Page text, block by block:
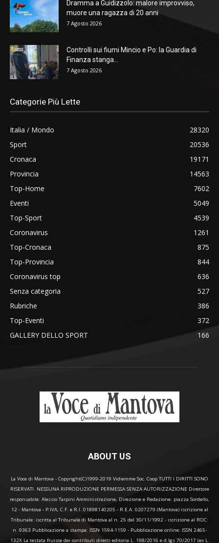
Dramma a Guidizzolo: malore improvviso,
muore una ragazza di 20 anni
7 Agosto 2026
Controlli sui fiumi Mincio e Po: la Guardia di
Finanza stanga...
7 Agosto 2026
Categorie Più Lette
Italia / Mondo
28320
Sport
20536
Cronaca
19171
Provincia
14563
Top-Home
7602
Eventi
5049
Top-Sport
4539
Coronavirus
1261
Top-Cronaca
875
Top-Provincia
844
Coronavirus top
636
Senza categoria
527
Rubriche
386
Top-Eventi
372
GALLERY DELLO SPORT
166
ABOUT US
La Voce di Mantova - Copyright(C)1999-2019 Vidiemme Soc. Coop TUTTI I DIRITTI SONO
RISERVATI. NESSUNA RIPRODUZIONE PERMESSA SENZA AUTORIZZAZIONE Direttore
responsabile: Alessio Tarpini Amministrazione, Direzione e Redazione: piazza Sordello,
12 - Mantova - P.IVA, C.F. e R.I. 01898140205 - R.E.A. 0207279 (Mantova) iscrizione al
Tribunale: iscritta al Tribunale di Mantova al n. 25 del 30/11/1992 - iscrizione al ROC:
n. 9363 Pubblicazione a stampa: ISSN 1594-1159 - Pubblicazione online: ISSN 2465-
132X La testata fruisce dei contributi diretti editoria L. 198/2016 e d.lgs 70/2017 (ex L.